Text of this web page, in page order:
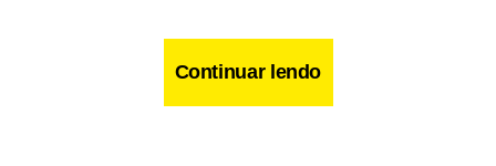
Continuar lendo